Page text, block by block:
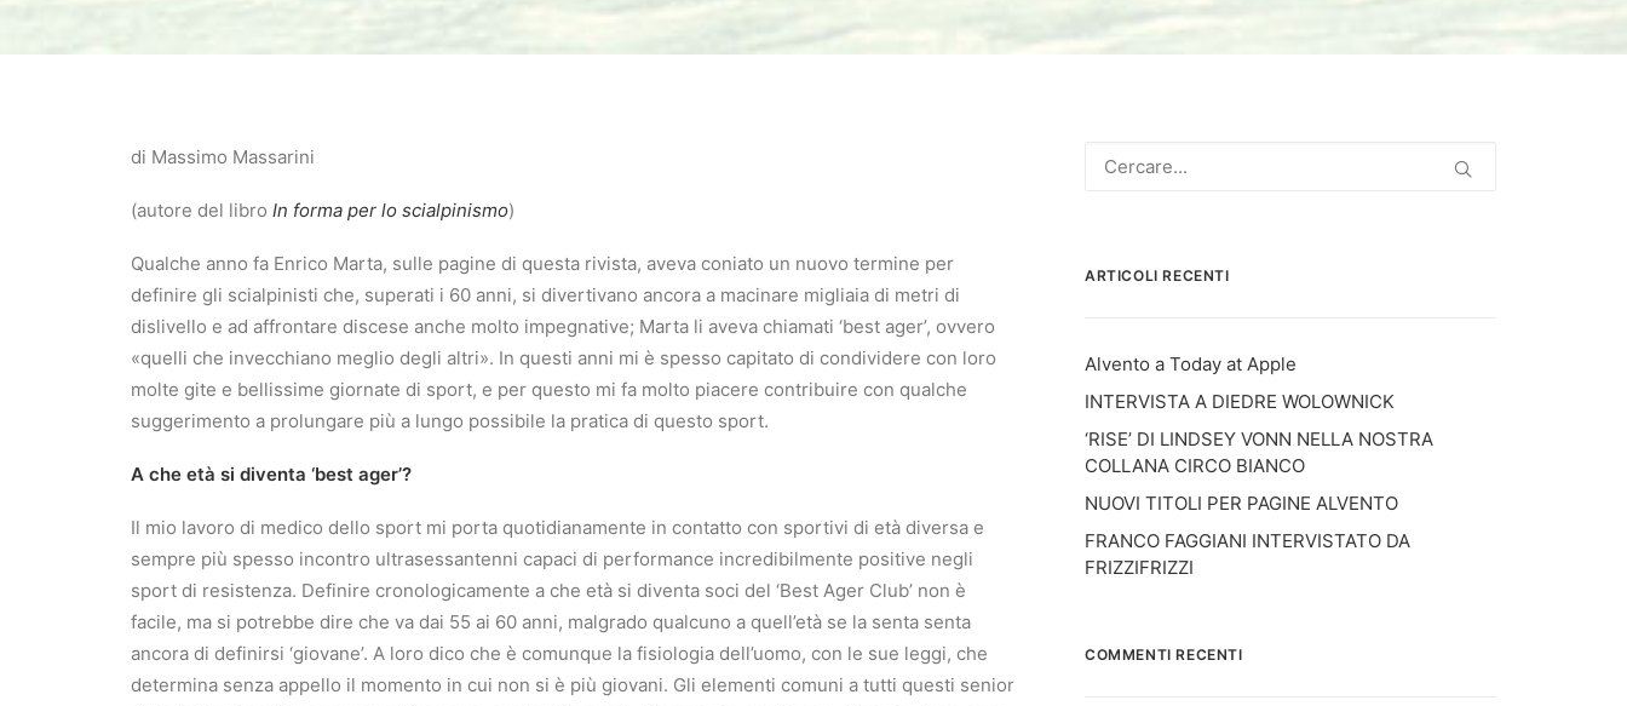
di Massimo Massarini
(autore del libro In forma per lo scialpinismo)
Qualche anno fa Enrico Marta, sulle pagine di questa rivista, aveva coniato un nuovo termine per
definire gli scialpinisti che, superati i 60 anni, si divertivano ancora a macinare migliaia di metri di
dislivello e ad affrontare discese anche molto impegnative; Marta li aveva chiamati ‘best ager’, ovvero
«quelli che invecchiano meglio degli altri». In questi anni mi è spesso capitato di condividere con loro
molte gite e bellissime giornate di sport, e per questo mi fa molto piacere contribuire con qualche
suggerimento a prolungare più a lungo possibile la pratica di questo sport.
A che età si diventa ‘best ager’?
Il mio lavoro di medico dello sport mi porta quotidianamente in contatto con sportivi di età diversa e
sempre più spesso incontro ultrasessantenni capaci di performance incredibilmente positive negli
sport di resistenza. Definire cronologicamente a che età si diventa soci del ‘Best Ager Club’ non è
facile, ma si potrebbe dire che va dai 55 ai 60 anni, malgrado qualcuno a quell’età se la senta senta
ancora di definirsi ‘giovane’. A loro dico che è comunque la fisiologia dell’uomo, con le sue leggi, che
determina senza appello il momento in cui non si è più giovani. Gli elementi comuni a tutti questi senior
ARTICOLI RECENTI
Alvento a Today at Apple
INTERVISTA A DIEDRE WOLOWNICK
‘RISE’ DI LINDSEY VONN NELLA NOSTRA
COLLANA CIRCO BIANCO
NUOVI TITOLI PER PAGINE ALVENTO
FRANCO FAGGIANI INTERVISTATO DA
FRIZZIFRIZZI
COMMENTI RECENTI